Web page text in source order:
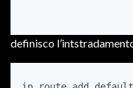
definisco